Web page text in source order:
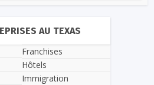
AU TEXAS
Franchises
Hôtels
Immigration